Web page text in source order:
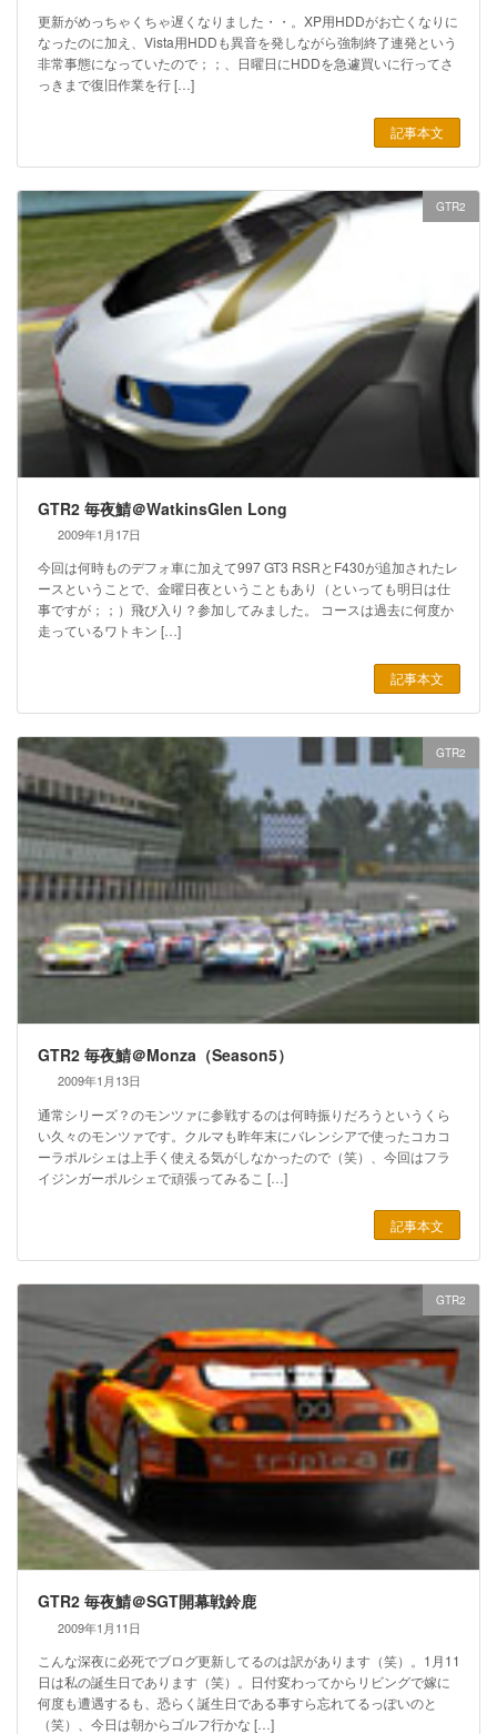
更新がめっちゃくちゃ遅くなりました・・。XP用HDDがお亡くなりに
なったのに加え、Vista用HDDも異音を発しながら強制終了連発という
非常事態になっていたので；；、日曜日にHDDを急遽買いに行ってさ
っきまで復旧作業を行 […]
記事本文
GTR2
GTR2 毎夜鯖＠WatkinsGlen Long
2009年1月17日
今回は何時ものデフォ車に加えて997 GT3 RSRとF430が追加されたレ
ースということで、金曜日夜ということもあり（といっても明日は仕
事ですが；；）飛び入り？参加してみました。 コースは過去に何度か
走っているワトキン […]
記事本文
GTR2
GTR2 毎夜鯖＠Monza（Season5）
2009年1月13日
通常シリーズ？のモンツァに参戦するのは何時振りだろうというくら
い久々のモンツァです。クルマも昨年末にバレンシアで使ったコカコ
ーラポルシェは上手く使える気がしなかったので（笑）、今回はフラ
イジンガーポルシェで頑張ってみるこ […]
記事本文
GTR2
GTR2 毎夜鯖＠SGT開幕戦鈴鹿
2009年1月11日
こんな深夜に必死でブログ更新してるのは訳があります（笑）。1月11
日は私の誕生日であります（笑）。日付変わってからリビングで嫁に
何度も遭遇するも、恐らく誕生日である事すら忘れてるっぽいのと
（笑）、今日は朝からゴルフ行かな […]